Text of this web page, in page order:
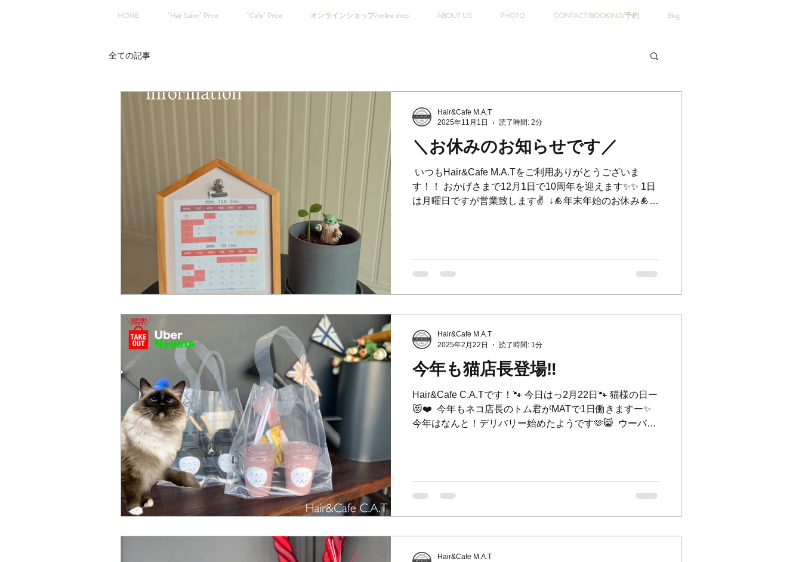
HOME "Hair Salon" Price "Cafe" Price オンラインショップ/online shop ABOUT US PHOTO CONTACT/BOOKING/予約 Blog
全ての記事
＼お休みのお知らせです／
⁡ いつもHair&Cafe M.A.Tをご利用ありがとうございま
す！！ おかげさまで12月1日で10周年を迎えます✨✨ 1日
は月曜日ですが営業致します✌️ ⁡ ↓🎍年末年始のお休み🎍↓
のご予約状況> 例年11月、12月は年末が近くなり、ご予
約が取りにくくなる時期となります💦週末はすでにご予
🙇‍♂️ ⁡ *****年末のキャンセル、ご予約変更について***** ⁡ [キ
ャンセルやご予約のご変更はなるべくお早めにお願い致
します💦] ⁡ キャンセル待ちを頂いている方やご都合がつか
ずお断りをさせて頂いているお客様もいらっしゃる為、
是非ご協力をお願い致します😣💦 ⁡
Hair&Cafe M.A.T
2025年11月1日
読了時間: 2分
今年も猫店長登場‼︎
Hair&Cafe C.A.Tです！🐾 今日はっ2月22日🐾 猫様の日ー
😻❤️ ⁡ 今年もネコ店長のトム君がMATで1日働きますー✨ ⁡
今年はなんと！デリバリー始めたようです🫶😸 ⁡ ウーバー
Hair&Cafe M.A.T
2025年2月22日
読了時間: 1分
Hair&Cafe M.A.T